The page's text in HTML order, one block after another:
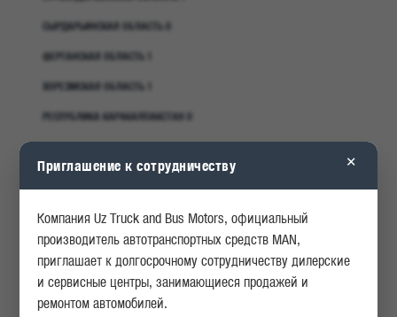
КАРЬЕРА
ИСТОРИЯ
ОПРОСЫ
АКЦИИ
СЫРДАРЬИНСКАЯ ОБЛАСТЬ 0
ФЕРГАНСКАЯ ОБЛАСТЬ 1
ХОРЕЗМСКАЯ ОБЛАСТЬ 1
РЕСПУБЛИКА КАРАКАЛПАКСТАН 0
Приглашение к сотрудничеству ×
Компания Uz Truck and Bus Motors, официальный
производитель автотранспортных средств MAN,
приглашает к долгосрочному сотрудничеству дилерские
и сервисные центры, занимающиеся продажей и
ремонтом автомобилей.